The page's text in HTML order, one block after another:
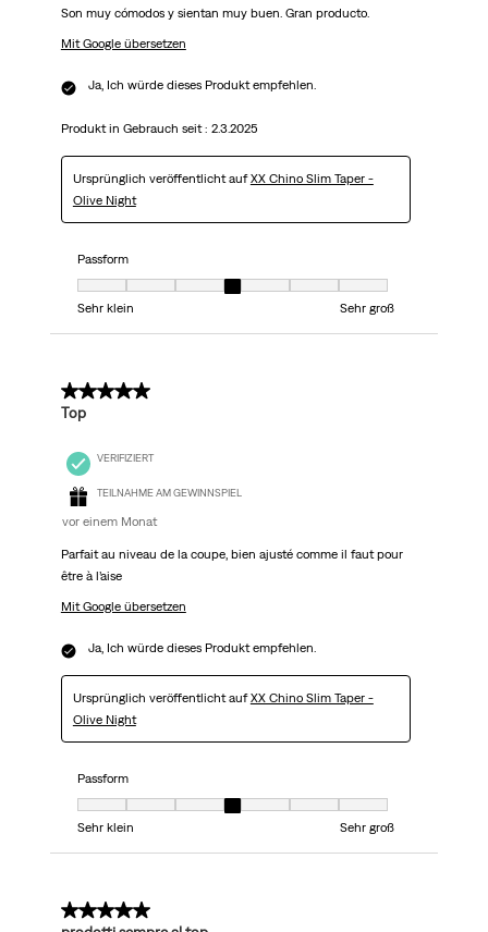
Son muy cómodos y sientan muy buen. Gran producto.
Mit Google übersetzen
Ja, Ich würde dieses Produkt empfehlen.
Produkt in Gebrauch seit : 2.3.2025
Ursprünglich veröffentlicht aufXX Chino Slim Taper -
Olive Night
Passform
Passform, 4 von 7, wobei 1 gleich Sehr klein ist und 7 gleich Sehr groß
Sehr klein
Sehr groß
5 von 5 Sternen.
Top
VERIFIZIERT
TEILNAHME AM GEWINNSPIEL
vor einem Monat
Parfait au niveau de la coupe, bien ajusté comme il faut pour
être à l’aise
Mit Google übersetzen
Ja, Ich würde dieses Produkt empfehlen.
Ursprünglich veröffentlicht aufXX Chino Slim Taper -
Olive Night
Passform
Passform, 4 von 7, wobei 1 gleich Sehr klein ist und 7 gleich Sehr groß
Sehr klein
Sehr groß
5 von 5 Sternen.